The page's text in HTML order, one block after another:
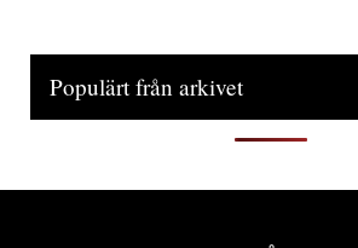
Populärt från arkivet